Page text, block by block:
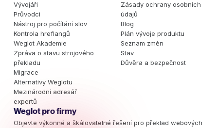
Vývojáři
Průvodci
Nástroj pro počítání slov
Kontrola hreflangů
Weglot Akademie
Zpráva o stavu strojového
překladu
Migrace
Alternativy Weglotu
Mezinárodní adresář
expertů
Zásady ochrany osobních
údajů
Blog
Plán vývoje produktu
Seznam změn
Stav
Důvěra a bezpečnost
Weglot pro firmy
Objevte výkonné a škálovatelné řešení pro překlad webových